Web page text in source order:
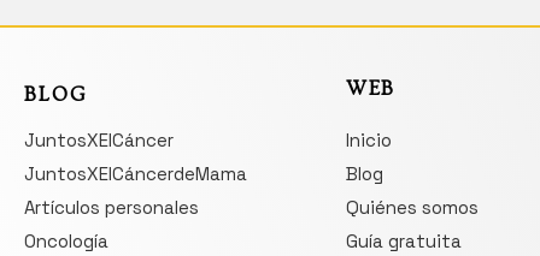
BLOG
JuntosXElCáncer
JuntosXElCáncerdeMama
Artículos personales
Oncología
WEB
Inicio
Blog
Quiénes somos
Guía gratuita